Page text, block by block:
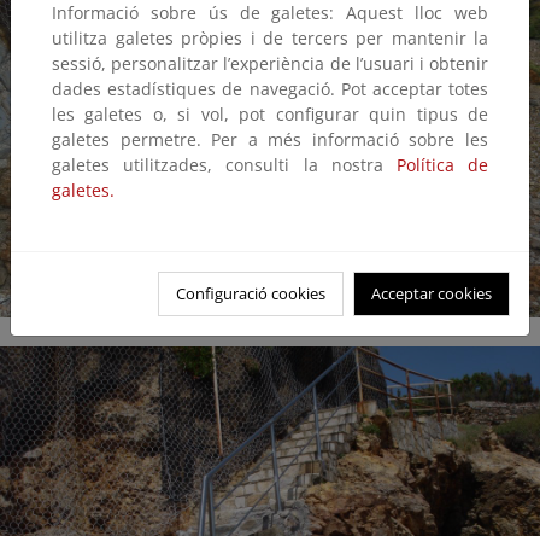
Informació sobre ús de galetes: Aquest lloc web
utilitza galetes pròpies i de tercers per mantenir la
sessió, personalitzar l’experiència de l’usuari i obtenir
dades estadístiques de navegació. Pot acceptar totes
les galetes o, si vol, pot configurar quin tipus de
galetes permetre. Per a més informació sobre les
galetes utilitzades, consulti la nostra Política de
galetes.
Configuració cookies Acceptar cookies